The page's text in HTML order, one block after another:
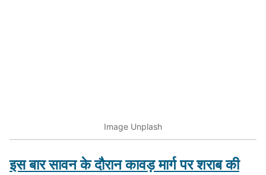
Image Unplash
इस बार सावन के दौरान कावड़ मार्ग पर शराब की